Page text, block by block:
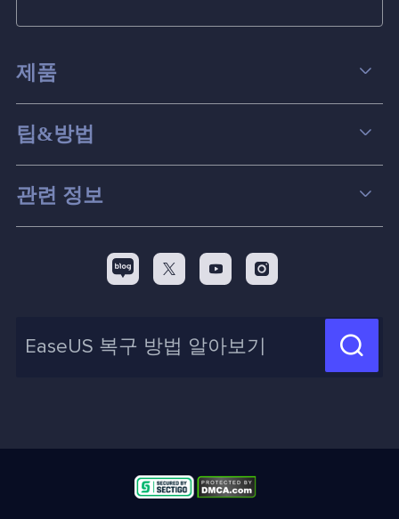
제품
데이터 복구
파티션 관리
스크린 레코더
백업&복원
신제품 New
팁&방법
컴퓨터 데이터 복구 팁
맥 데이터 복구 팁
디스크 파티션 팁
화면 녹화 팁
인사이트 보고서
관련 정보
리셀러
제휴 문의
  
